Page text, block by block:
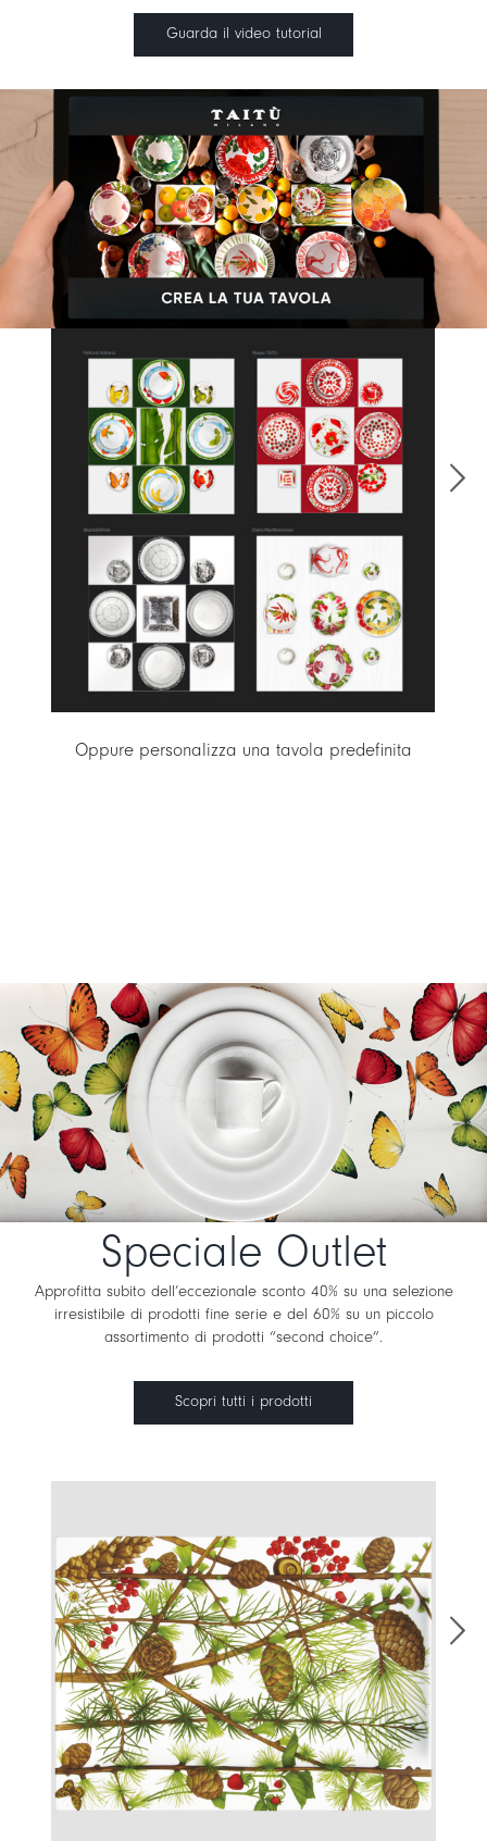
Guarda il video tutorial
Oppure personalizza una tavola predefinita
Speciale Outlet
Approfitta subito dell’eccezionale sconto 40% su una selezione
irresistibile di prodotti fine serie e del 60% su un piccolo
assortimento di prodotti “second choice”.
Scopri tutti i prodotti